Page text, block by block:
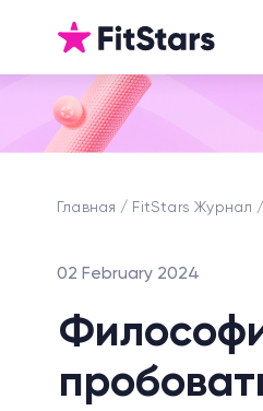
Главная FitStars Журнал
02 February 2024